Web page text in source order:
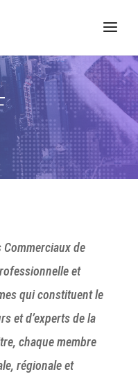
de
et
qui constituent le
et d’experts de la
chaque membre
régionale et